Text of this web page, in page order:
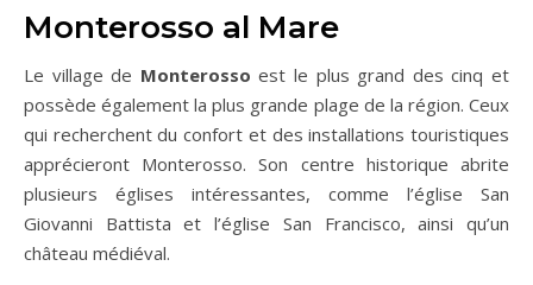
Monterosso al Mare
Le village de Monterosso est le plus grand des cinq et
possède également la plus grande plage de la région. Ceux
qui recherchent du confort et des installations touristiques
apprécieront Monterosso. Son centre historique abrite
plusieurs églises intéressantes, comme l’église San
Giovanni Battista et l’église San Francisco, ainsi qu’un
château médiéval.